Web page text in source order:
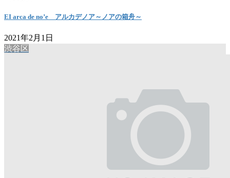
EI arca de no’e アルカデノア～ノアの箱舟～
2021年2月1日
渋谷区